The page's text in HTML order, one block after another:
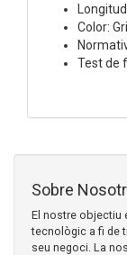
Color:
Test de
Sobre
El nostre objectiu
tecnològic a fi de
seu negoci. La